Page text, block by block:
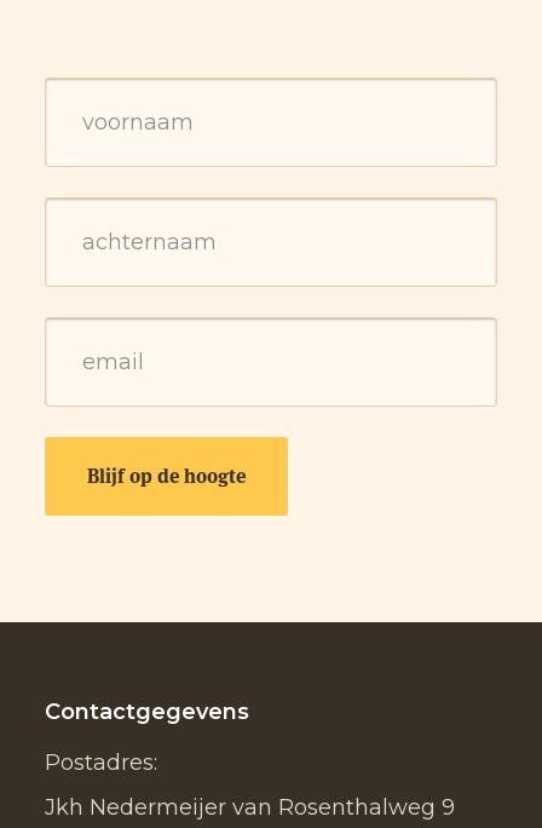
Contactgegevens
Postadres:
Jkh Nedermeijer van Rosenthalweg 9